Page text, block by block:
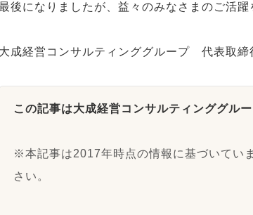
後になりましたが、益々のみなさまのご活躍
大成経営コンサルティンググループ 代表取
この記事は大成経営コンサルティンググル
※本記事は2017年時点の情報に基づいてい
さい。